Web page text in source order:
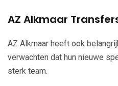
AZ Alkmaar
AZ Alkmaar heeft ook
verwachten dat hun nieuwe
sterk team.